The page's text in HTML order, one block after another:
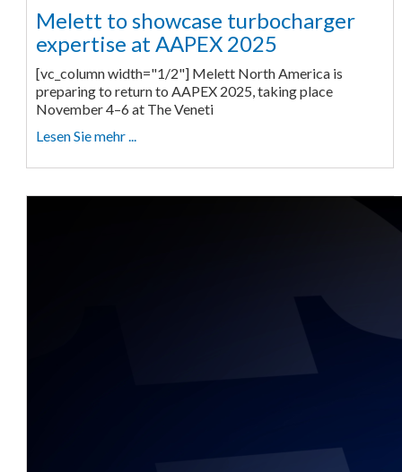
Melett to showcase turbocharger
expertise at AAPEX 2025
[vc_column width="1/2"] Melett North America is
preparing to return to AAPEX 2025, taking place
November 4–6 at The Veneti
Lesen Sie mehr ...